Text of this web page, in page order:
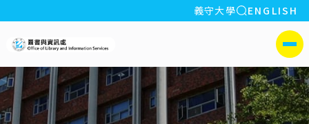
:::
義守大學 全站搜索
ENGLISH
側選單